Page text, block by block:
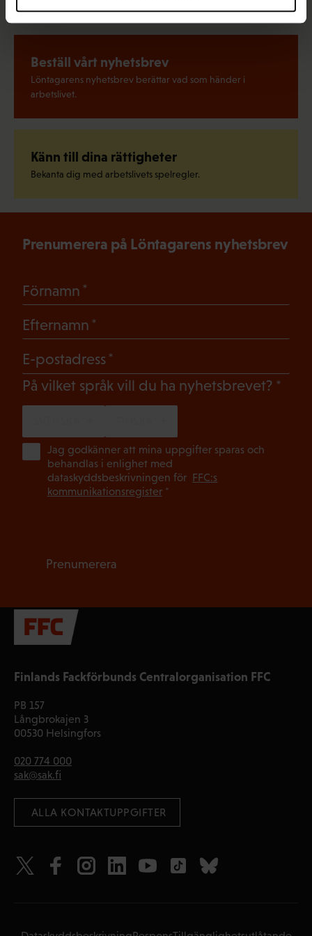
Beställ vårt nyhetsbrev
Löntagarens nyhetsbrev berättar vad som händer i
arbetslivet.
Känn till dina rättigheter
Bekanta dig med arbetslivets spelregler.
Finlands Fackförbunds Centralorganisation FFC
PB 157
Långbrokajen 3
00530 Helsingfors
020 774 000
sak@sak.fi
ALLA KONTAKTUPPGIFTER
Prenumerera på Löntagarens nyhetsbrev
Förnamn
Efternamn
E-postadress
På vilket språk vill du ha nyhetsbrevet?
Jag godkänner att mina uppgifter sparas och
behandlas i enlighet med
dataskyddsbeskrivningen för FFC:s
kommunikationsregister*
Prenumerera